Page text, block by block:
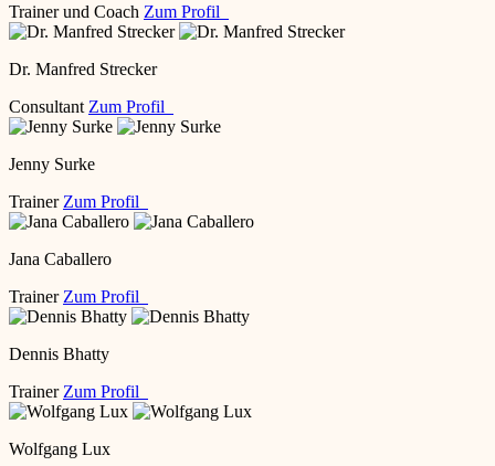
Trainer und Coach Zum Profil
Dr. Manfred Strecker
Consultant Zum Profil
Jenny Surke
Trainer Zum Profil
Jana Caballero
Trainer Zum Profil
Dennis Bhatty
Trainer Zum Profil
Wolfgang Lux